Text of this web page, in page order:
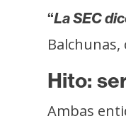
“La SEC
Hito:
Ambas